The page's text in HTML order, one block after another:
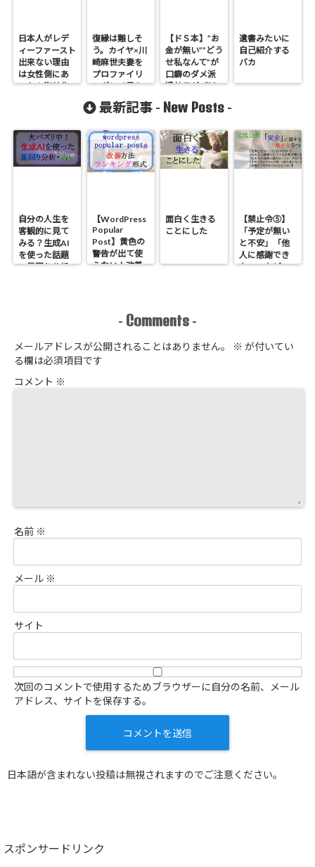
日本人がレデ
ィーファースト
出来ない理由
は女性側にあ
った！海外生
モンド】
復縁は難しそ
う。カイヤ×川
崎麻世夫妻を
プロファイリ
ングして見え
当然”な根本的
【ドＳ本】”お
金が無い””どう
せ私なんて”が
口癖のダメ派
遣社員が”考え
生逆転したお
万】
遺書みたいに
自己紹介する
バカ
最新記事 - New Posts -
自分の人生を
客観的に見て
みる？生成AI
を使った話題
の星回り分析
【WordPress
Popular
Post】黄色の
警告が出て使
えない！改善
面白く生きる
ことにした
【禁止令⑤】
「予定が無い
と不安」「他
人に感謝でき
ない」などの
- Comments -
メールアドレスが公開されることはありません。 ※ が付いてい
る欄は必須項目です
コメント ※
名前 ※
メール ※
サイト
次回のコメントで使用するためブラウザーに自分の名前、メール
アドレス、サイトを保存する。
日本語が含まれない投稿は無視されますのでご注意ください。
スポンサードリンク